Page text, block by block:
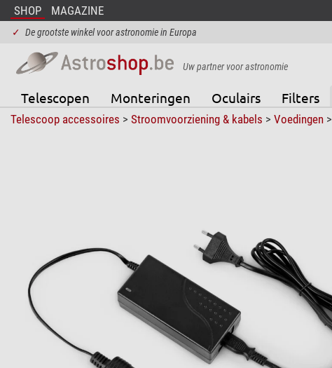
SHOP MAGAZINE
✓ De grootste winkel voor astronomie in Europa
Uw partner voor astronomie
Telescopen Monteringen Oculairs Filters
Telescoop accessoires > Stroomvoorziening & kabels > Voedingen>